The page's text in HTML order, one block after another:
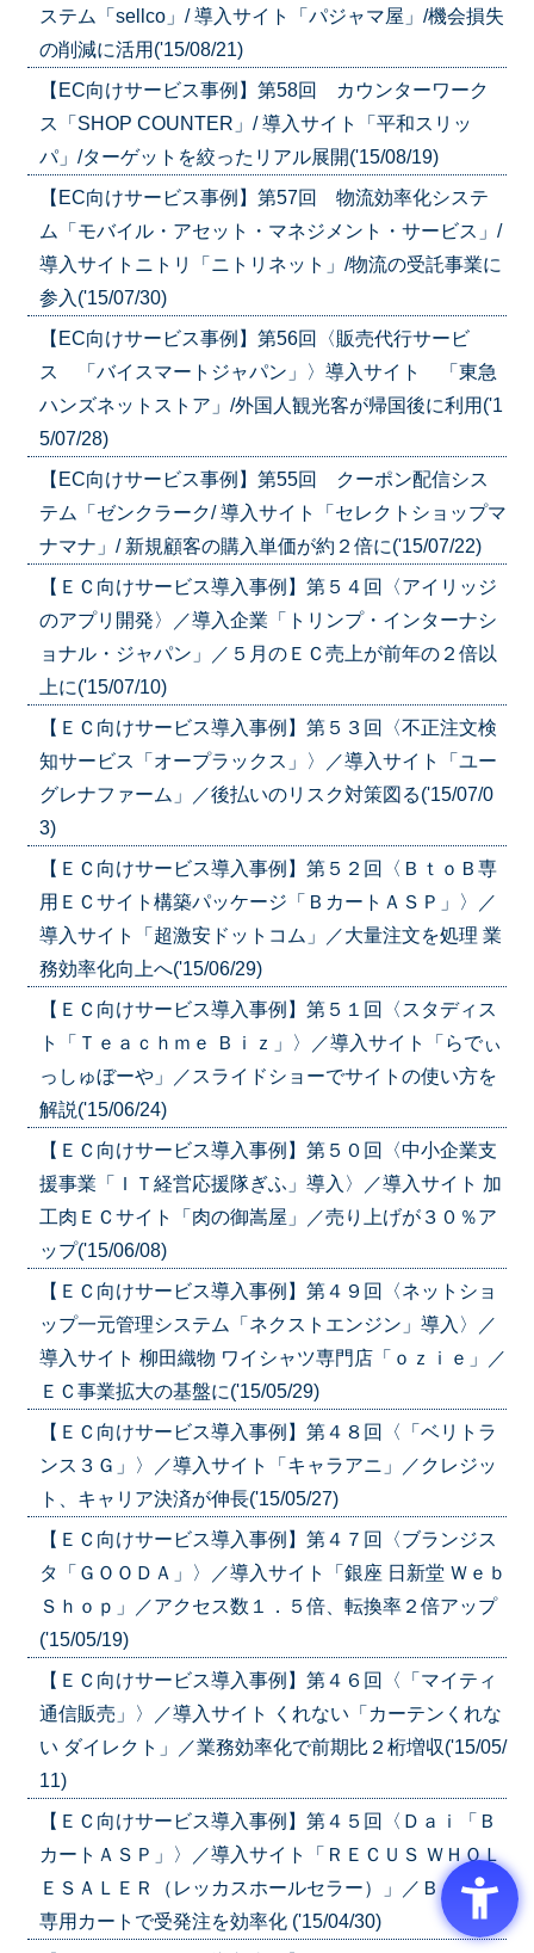
ステム「sellco」/ 導入サイト「パジャマ屋」/機会損失
の削減に活用('15/08/21)
【EC向けサービス事例】第58回 カウンターワーク
ス「SHOP COUNTER」/ 導入サイト「平和スリッ
パ」/ターゲットを絞ったリアル展開('15/08/19)
【EC向けサービス事例】第57回 物流効率化システ
ム「モバイル・アセット・マネジメント・サービス」/
導入サイトニトリ「ニトリネット」/物流の受託事業に
参入('15/07/30)
【EC向けサービス事例】第56回〈販売代行サービ
ス 「バイスマートジャパン」〉導入サイト 「東急
ハンズネットストア」/外国人観光客が帰国後に利用('1
5/07/28)
【EC向けサービス事例】第55回 クーポン配信シス
テム「ゼンクラーク/ 導入サイト「セレクトショップマ
ナマナ」/ 新規顧客の購入単価が約２倍に('15/07/22)
【ＥＣ向けサービス導入事例】第５４回〈アイリッジ
のアプリ開発〉／導入企業「トリンプ・インターナシ
ョナル・ジャパン」／５月のＥＣ売上が前年の２倍以
上に('15/07/10)
【ＥＣ向けサービス導入事例】第５３回〈不正注文検
知サービス「オープラックス」〉／導入サイト「ユー
グレナファーム」／後払いのリスク対策図る('15/07/0
3)
【ＥＣ向けサービス導入事例】第５２回〈ＢｔｏＢ専
用ＥＣサイト構築パッケージ「ＢカートＡＳＰ」〉／
導入サイト「超激安ドットコム」／大量注文を処理 業
務効率化向上へ('15/06/29)
【ＥＣ向けサービス導入事例】第５１回〈スタディス
ト「Ｔｅａｃｈｍｅ Ｂｉｚ」〉／導入サイト「らでぃ
っしゅぼーや」／スライドショーでサイトの使い方を
解説('15/06/24)
【ＥＣ向けサービス導入事例】第５０回〈中小企業支
援事業「ＩＴ経営応援隊ぎふ」導入〉／導入サイト 加
工肉ＥＣサイト「肉の御嵩屋」／売り上げが３０％ア
ップ('15/06/08)
【ＥＣ向けサービス導入事例】第４９回〈ネットショ
ップ一元管理システム「ネクストエンジン」導入〉／
導入サイト 柳田織物 ワイシャツ専門店「ｏｚｉｅ」／
ＥＣ事業拡大の基盤に('15/05/29)
【ＥＣ向けサービス導入事例】第４８回〈「ベリトラ
ンス３Ｇ」〉／導入サイト「キャラアニ」／クレジッ
ト、キャリア決済が伸長('15/05/27)
【ＥＣ向けサービス導入事例】第４７回〈ブランジス
タ「ＧＯＯＤＡ」〉／導入サイト「銀座 日新堂 Ｗｅｂ
Ｓｈｏｐ」／アクセス数１．５倍、転換率２倍アップ
('15/05/19)
【ＥＣ向けサービス導入事例】第４６回〈「マイティ
通信販売」〉／導入サイト くれない「カーテンくれな
い ダイレクト」／業務効率化で前期比２桁増収('15/05/
11)
【ＥＣ向けサービス導入事例】第４５回〈Ｄａｉ「Ｂ
カートＡＳＰ」〉／導入サイト「ＲＥＣＵＳ ＷＨＯＬ
ＥＳＡＬＥＲ（レッカスホールセラー）」／ＢｔｏＢ
専用カートで受発注を効率化 ('15/04/30)